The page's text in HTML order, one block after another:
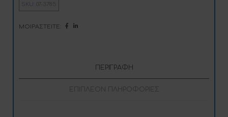
SKU:
ΜΟΙΡΑΣΤΕΊΤΕ:
ΠΕΡΙΓΡΑΦΉ
ΕΠΙΠΛΈΟΝ ΠΛΗΡΟΦΟΡΊΕΣ